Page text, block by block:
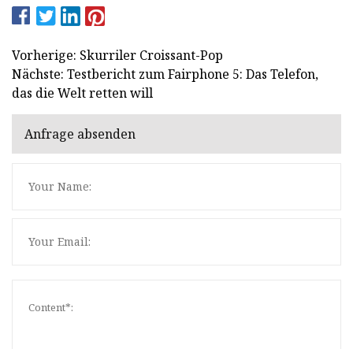
Vorherige: Skurriler Croissant-Pop
Nächste: Testbericht zum Fairphone 5: Das Telefon,
das die Welt retten will
Anfrage absenden